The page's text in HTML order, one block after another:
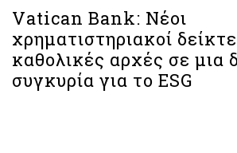
Vatican Bank: Νέοι
χρηματιστηριακοί
καθολικές αρχές σε μια
συγκυρία για το ESG